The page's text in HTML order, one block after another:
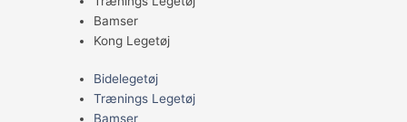
Bamser
Kong Legetøj
Bidelegetøj
Trænings Legetøj
Bamser